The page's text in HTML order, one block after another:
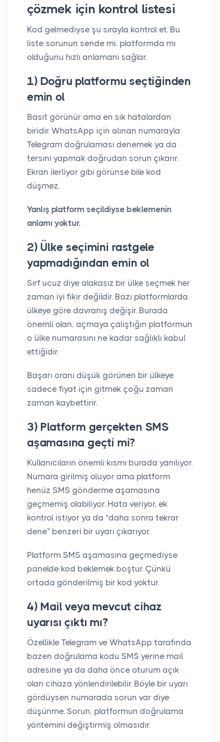
çözmek için kontrol listesi
Kod gelmediyse şu sırayla kontrol et. Bu
liste sorunun sende mi, platformda mı
olduğunu hızlı anlamanı sağlar.
1) Doğru platformu seçtiğinden
emin ol
Basit görünür ama en sık hatalardan
biridir. WhatsApp için alınan numarayla
Telegram doğrulaması denemek ya da
tersini yapmak doğrudan sorun çıkarır.
Ekran ilerliyor gibi görünse bile kod
düşmez.
Yanlış platform seçildiyse beklemenin
anlamı yoktur.
2) Ülke seçimini rastgele
yapmadığından emin ol
Sırf ucuz diye alakasız bir ülke seçmek her
zaman iyi fikir değildir. Bazı platformlarda
ülkeye göre davranış değişir. Burada
önemli olan, açmaya çalıştığın platformun
o ülke numarasını ne kadar sağlıklı kabul
ettiğidir.
Başarı oranı düşük görünen bir ülkeye
sadece fiyat için gitmek çoğu zaman
zaman kaybettirir.
3) Platform gerçekten SMS
aşamasına geçti mi?
Kullanıcıların önemli kısmı burada yanılıyor.
Numara girilmiş oluyor ama platform
henüz SMS gönderme aşamasına
geçmemiş olabiliyor. Hata veriyor, ek
kontrol istiyor ya da “daha sonra tekrar
dene” benzeri bir uyarı çıkarıyor.
Platform SMS aşamasına geçmediyse
panelde kod beklemek boştur. Çünkü
ortada gönderilmiş bir kod yoktur.
4) Mail veya mevcut cihaz
uyarısı çıktı mı?
Özellikle Telegram ve WhatsApp tarafında
bazen doğrulama kodu SMS yerine mail
adresine ya da daha önce oturum açık
olan cihaza yönlendirilebilir. Böyle bir uyarı
gördüysen numarada sorun var diye
düşünme. Sorun, platformun doğrulama
yöntemini değiştirmiş olmasıdır.